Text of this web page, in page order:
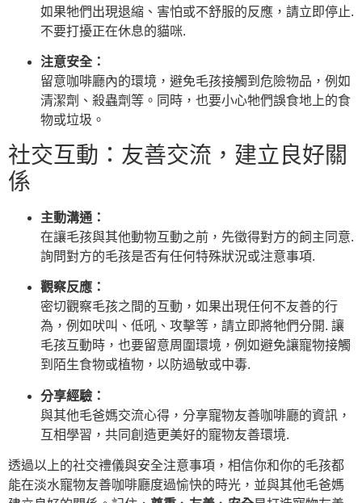
如果牠們出現退縮、害怕或不舒服的反應，請立即停止.
不要打擾正在休息的貓咪.
注意安全：
留意咖啡廳內的環境，避免毛孩接觸到危險物品，例如
清潔劑、殺蟲劑等。同時，也要小心牠們誤食地上的食
物或垃圾。
社交互動：友善交流，建立良好關
係
主動溝通：
在讓毛孩與其他動物互動之前，先徵得對方的飼主同意.
詢問對方的毛孩是否有任何特殊狀況或注意事項.
觀察反應：
密切觀察毛孩之間的互動，如果出現任何不友善的行
為，例如吠叫、低吼、攻擊等，請立即將牠們分開. 讓
毛孩互動時，也要留意周圍環境，例如避免讓寵物接觸
到陌生食物或植物，以防過敏或中毒.
分享經驗：
與其他毛爸媽交流心得，分享寵物友善咖啡廳的資訊，
互相學習，共同創造更美好的寵物友善環境.
透過以上的社交禮儀與安全注意事項，相信你和你的毛孩都
能在淡水寵物友善咖啡廳度過愉快的時光，並與其他毛爸媽